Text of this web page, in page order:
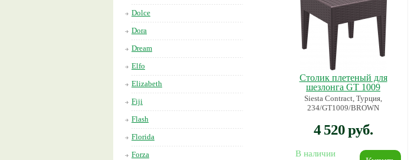
Dolce
Dora
Dream
Elfo
Elizabeth
Fiji
Flash
Florida
Forza
Столик плетеный для
шезлонга GT 1009
Siesta Contract, Турция,
234/GT1009/BROWN
4 520 руб.
В наличии